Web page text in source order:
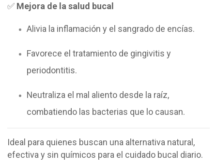
✅ Mejora de la salud bucal
Alivia la inflamación y el sangrado de encías.
Favorece el tratamiento de gingivitis y
periodontitis.
Neutraliza el mal aliento desde la raíz,
combatiendo las bacterias que lo causan.
Ideal para quienes buscan una alternativa natural,
efectiva y sin químicos para el cuidado bucal diario.